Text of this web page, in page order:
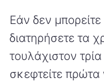
Εάν δεν
διατηρήσετε τα
τουλάχιστον
σκεφτείτε πρώτα